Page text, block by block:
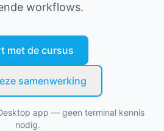
workflows.
met de cursus
samenwerking
app — geen terminal kennis
nodig.